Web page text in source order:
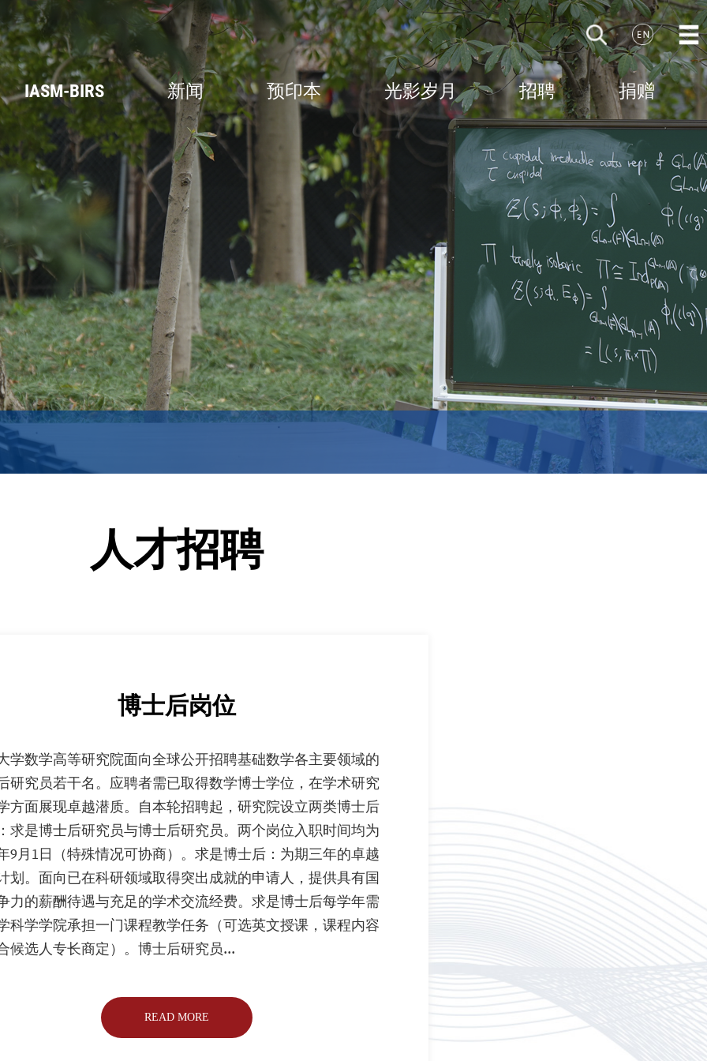
IASM-BIRS
关于BIRS
研讨会
新闻
新闻
预印本 光影岁月
学术活动
研究院风景
招聘 捐赠
基金项目介绍
同行有你
支持我们
人才招聘
博士后岗位
学数学高等研究院面向全球公开招聘基础数学各主要领域的
研究员若干名。应聘者需已取得数学博士学位，在学术研究
方面展现卓越潜质。自本轮招聘起，研究院设立两类博士后
求是博士后研究员与博士后研究员。两个岗位入职时间均为
9月1日（特殊情况可协商）。求是博士后：为期三年的卓越
划。面向已在科研领域取得突出成就的申请人，提供具有国
力的薪酬待遇与充足的学术交流经费。求是博士后每学年需
科学学院承担一门课程教学任务（可选英文授课，课程内容
候选人专长商定）。博士后研究员...
READ MORE